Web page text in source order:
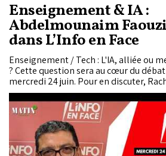
Enseignement & IA :
Abdelmounaim
dans L’Info en Face
Enseignement / Tech : L'IA, alliée ou
? Cette question sera au cœur du débat
mercredi 24 juin. Pour en discuter,
Abdelmounaim Faouzi, président
Education.